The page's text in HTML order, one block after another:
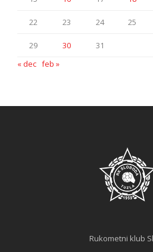
22 23 24 25
29 30
31
« dec feb »
Rukometni klub